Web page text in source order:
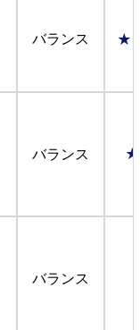
バランス
バランス
バランス